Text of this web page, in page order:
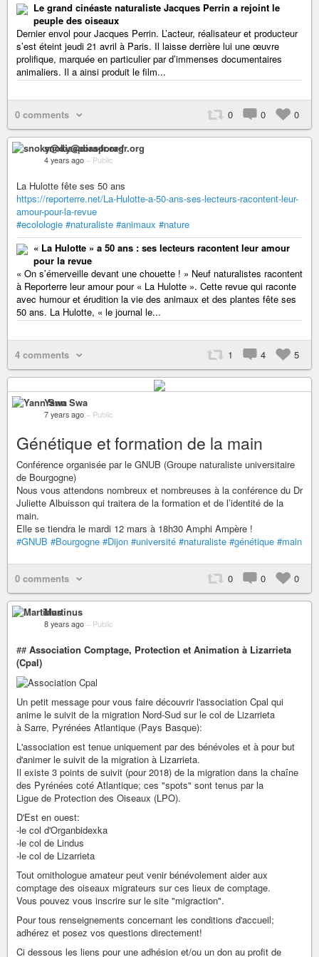
Le grand cinéaste naturaliste Jacques Perrin a rejoint le
peuple des oiseaux
Dernier envol pour Jacques Perrin. L’acteur, réalisateur et producteur
s’est éteint jeudi 21 avril à Paris. Il laisse derrière lui une œuvre
prolifique, marquée en particulier par d’immenses documentaires
animaliers. Il a ainsi produit le film...
0 comments 0 0 0
snoky@diaspora-fr.org
4 years ago – Public
La Hulotte fête ses 50 ans
https://reporterre.net/La-Hulotte-a-50-ans-ses-lecteurs-racontent-leur-
amour-pour-la-revue
#ecolologie #naturaliste #animaux #nature
« La Hulotte » a 50 ans : ses lecteurs racontent leur amour
pour la revue
« On s’émerveille devant une chouette ! » Neuf naturalistes racontent
à Reporterre leur amour pour « La Hulotte ». Cette revue qui raconte
avec humour et érudition la vie des animaux et des plantes fête ses
50 ans. La Hulotte, « le journal le...
4 comments 1 4 5
Yann Swa
7 years ago – Public
Génétique et formation de la main
Conférence organisée par le GNUB (Groupe naturaliste universitaire
de Bourgogne)
Nous vous attendons nombreux et nombreuses à la conférence du Dr
Juliette Albuisson qui traitera de la formation et de l’identité de la
main.
Elle se tiendra le mardi 12 mars à 18h30 Amphi Ampère !
#GNUB #Bourgogne #Dijon #université #naturaliste #génétique #main
0 comments 0 0 0
Martinus
8 years ago – Public
## Association Comptage, Protection et Animation à Lizarrieta
(Cpal)
Un petit message pour vous faire découvrir l'association Cpal qui
anime le suivit de la migration Nord-Sud sur le col de Lizarrieta
à Sarre, Pyrénées Atlantique (Pays Basque):
L'association est tenue uniquement par des bénévoles et à pour but
d'animer le suivit de la migration à Lizarrieta.
Il existe 3 points de suivit (pour 2018) de la migration dans la chaîne
des Pyrénées coté Atlantique; ces "spots" sont tenus par la
Ligue de Protection des Oiseaux (LPO).
D'Est en ouest:
-le col d'Organbidexka
-le col de Lindus
-le col de Lizarrieta
Tout ornithologue amateur peut venir bénévolement aider aux
comptage des oiseaux migrateurs sur ces lieux de comptage.
Vous pouvez vous inscrire sur le site "migraction".
Pour tous renseignements concernant les conditions d'accueil;
adhérez et posez vos questions directement!
Ci dessous les liens pour une adhésion et/ou un don au profit de